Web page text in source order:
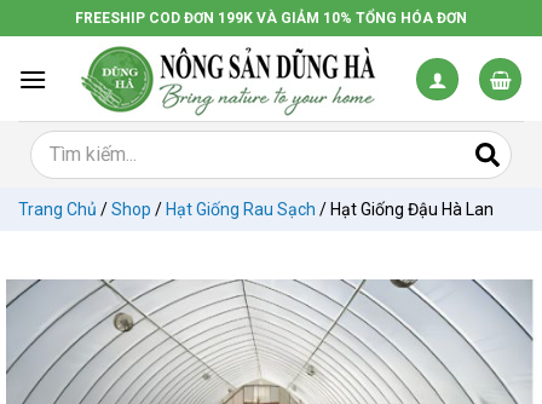
đến
dung
FREESHIP COD ĐƠN 199K VÀ GIẢM 10% TỔNG HÓA ĐƠN
Trang Chủ /Shop / Hạt Giống Rau Sạch / Hạt Giống Đậu Hà Lan